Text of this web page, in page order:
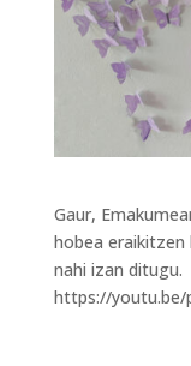
Gaur,
hobea eraikitzen
nahi izan ditugu.
https://youtu.be/